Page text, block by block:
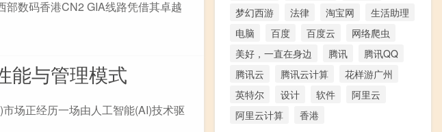
数码香港CN2 GIA线路凭借其卓越
能与管理模式
场正经历一场由人工智能(AI)技术驱
梦幻西游
法律 淘宝网
生活助理
电脑
百度 百度云
网络爬虫
美好，一直在身边
腾讯
腾讯QQ
腾讯云
腾讯云计算
花样游广州
英特尔
设计 软件
阿里云
阿里云计算
香港